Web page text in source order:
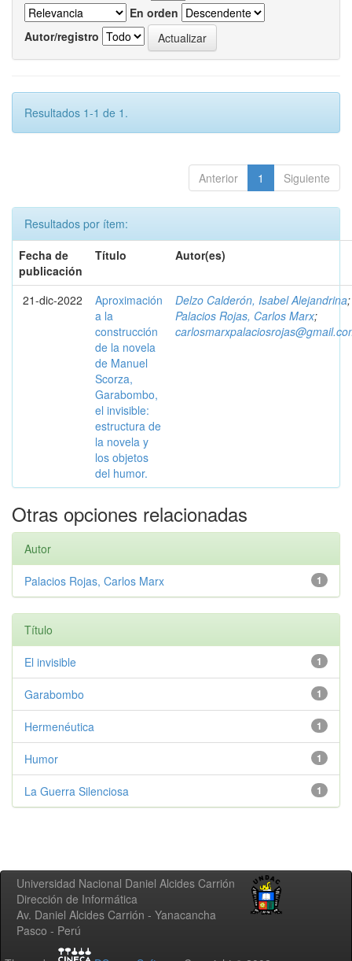
En orden
Autor/registro
Resultados 1-1 de 1.
Anterior 1 Siguiente
Resultados por ítem:
Fecha de
publicación
Título Autor(es)
21-dic-2022
Aproximación
a la
construcción
de la novela
de Manuel
Scorza,
Garabombo,
el invisible:
estructura de
la novela y
los objetos
del humor.
Delzo Calderón, Isabel Alejandrina;
Palacios Rojas, Carlos Marx;
Otras opciones relacionadas
Autor
1
Palacios Rojas, Carlos Marx
Título
1
El invisible
1
Garabombo
1
Hermenéutica
1
Humor
1
La Guerra Silenciosa
Universidad Nacional Daniel Alcides Carrión
Dirección de Informática
Av. Daniel Alcides Carrión - Yanacancha
Pasco - Perú